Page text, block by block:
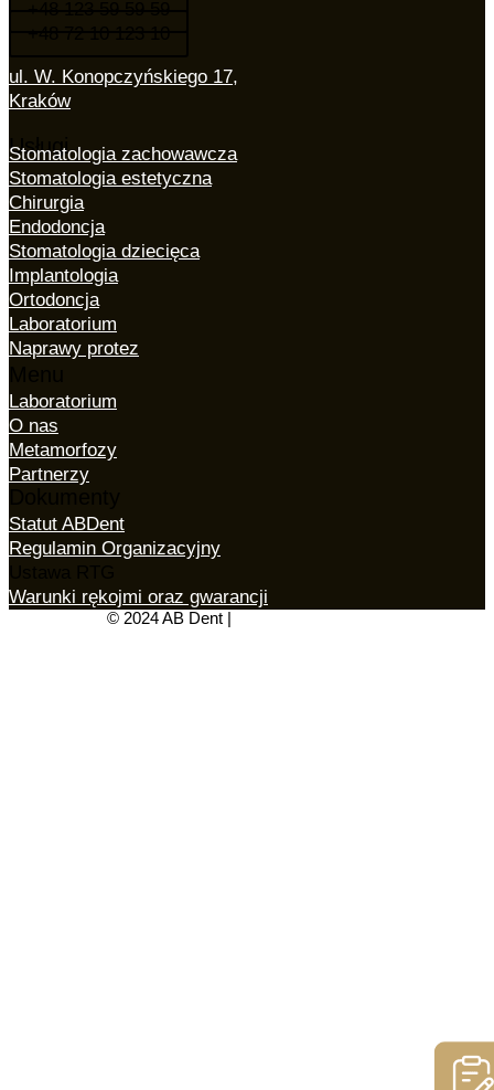
ul. W. Konopczyńskiego 17,
Kraków
Usługi
Stomatologia zachowawcza
Stomatologia estetyczna
Chirurgia
Endodoncja
Stomatologia dziecięca
Implantologia
Ortodoncja
Laboratorium
Naprawy protez
Laboratorium
O nas
Metamorfozy
Partnerzy
Statut ABDent
Regulamin Organizacyjny
Warunki rękojmi oraz gwarancji
© 2024 AB Dent |